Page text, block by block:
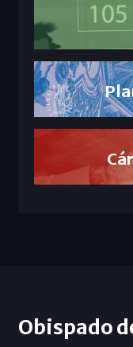
Obispado